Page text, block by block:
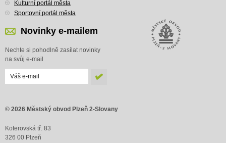
Kulturní portál města
Sportovní portál města
Novinky e-mailem
Nechte si pohodlně zasílat novinky
na svůj e-mail
© 2026 Městský obvod Plzeň 2-Slovany
Koterovská tř. 83
326 00 Plzeň